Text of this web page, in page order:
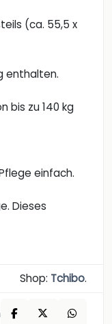
(ca. 55,5 x
enthalten.
bis zu 140 kg
einfach.
Dieses
Shop: Tchibo.